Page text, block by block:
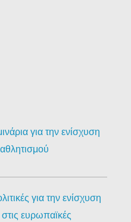
για την ενίσχυση
για την ενίσχυση
ευρωπαϊκές